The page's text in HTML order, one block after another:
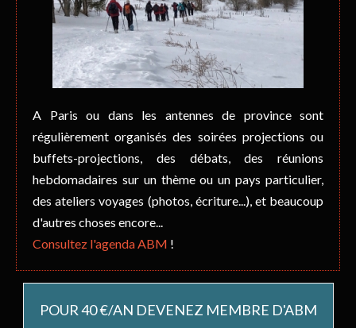
A Paris ou dans les antennes de province sont
régulièrement organisés des soirées projections ou
buffets-projections, des débats, des réunions
hebdomadaires sur un thème ou un pays particulier,
des ateliers voyages (photos, écriture...), et beaucoup
d'autres choses encore...
Consultez l'agenda ABM !
POUR 40 €/AN DEVENEZ MEMBRE D'ABM